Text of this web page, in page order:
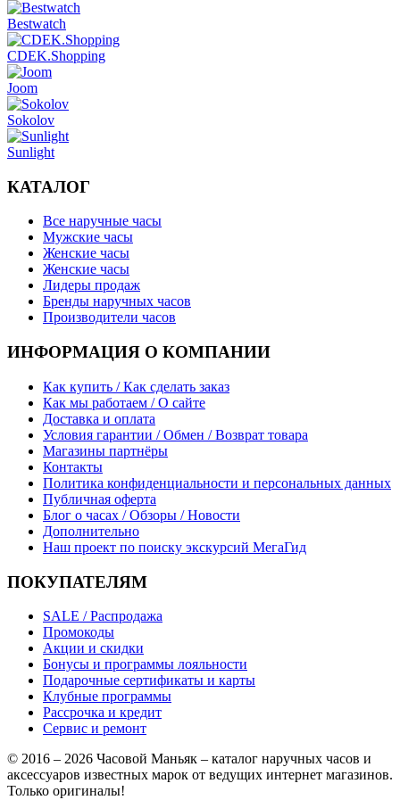
Bestwatch
CDEK.Shopping
Joom
Sokolov
Sunlight
КАТАЛОГ
Все наручные часы
Мужские часы
Женские часы
Женские часы
Лидеры продаж
Бренды наручных часов
Производители часов
ИНФОРМАЦИЯ О КОМПАНИИ
Как купить / Как сделать заказ
Как мы работаем / О сайте
Доставка и оплата
Условия гарантии / Обмен / Возврат товара
Магазины партнёры
Контакты
Политика конфиденциальности и персональных данных
Публичная оферта
Блог о часах / Обзоры / Новости
Дополнительно
Наш проект по поиску экскурсий МегаГид
ПОКУПАТЕЛЯМ
SALE / Распродажа
Промокоды
Акции и скидки
Бонусы и программы лояльности
Подарочные сертификаты и карты
Клубные программы
Рассрочка и кредит
Сервис и ремонт
© 2016 – 2026 Часовой Маньяк – каталог наручных часов и
аксессуаров известных марок от ведущих интернет магазинов.
Только оригиналы!